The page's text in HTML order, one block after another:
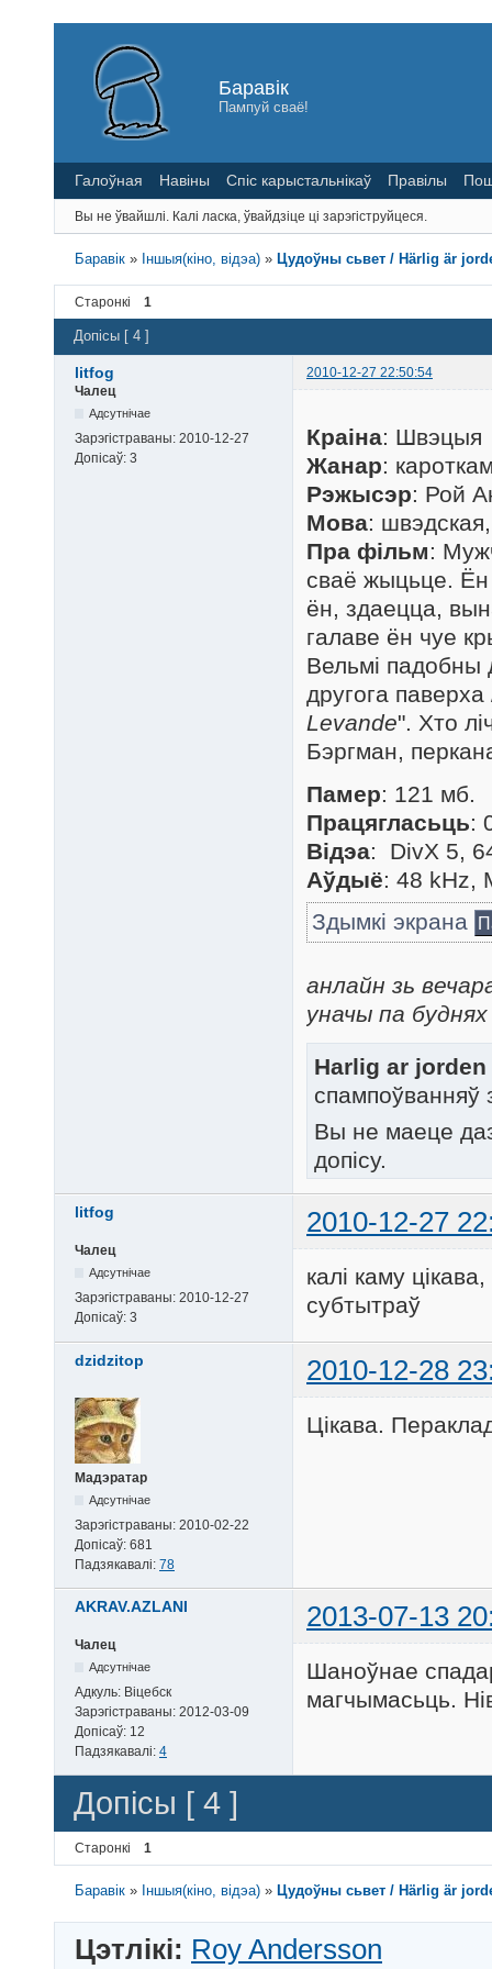
Баравік
Пампуй сваё!
Галоўная Навіны Спіс карыстальнікаў Правілы
Вы не ўвайшлі. Калі ласка, ўвайдзіце ці зарэгіструйцеся.
Баравік » Іншыя(кіно, відэа) » Цудоўны сьвет / Härlig är
Старонкі 1
Допісы [ 4 ]
litfog
2010-12-27 22:50:54
Чалец
Адсутнічае
Зарэгістраваны: 2010-12-27
Допісаў: 3
Краіна: Швэцыя
Жанар:
Рэжысэр: Рой
Мова:
Пра фільм:
сваё жыцьце. Ён
ён, здаецца,
галаве ён чуе
Вельмі падобны
другога
Levande". Хто
Бэргман,
Памер: 121 мб.
Працягласьць:
Відэа: DivX 5,
Аўдыё: 48 kHz,
Здымкі экрана
анлайн зь
уначы па буднях
Harlig ar
Вы не маеце
допісу.
litfog 2010-12-27
Чалец
Адсутнічае
Зарэгістраваны: 2010-12-27
Допісаў: 3
калі каму
субтытраў
dzidzitop 2010-12-28
Мадэратар
Адсутнічае
Зарэгістраваны: 2010-02-22
Допісаў: 681
Падзякавалі: 78
Цікава.
AKRAV.AZLANI 2013-07-13
Чалец
Адсутнічае
Адкуль: Віцебск
Зарэгістраваны: 2012-03-09
Допісаў: 12
Падзякавалі: 4
Шаноўнае
магчымасьць.
Допісы [ 4 ]
Старонкі 1
Баравік » Іншыя(кіно, відэа) » Цудоўны сьвет / Härlig är
Цэтлікі: Roy Andersson